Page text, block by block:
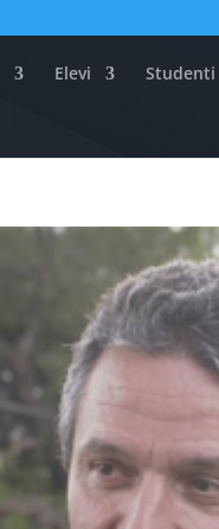
Elevi Studenti